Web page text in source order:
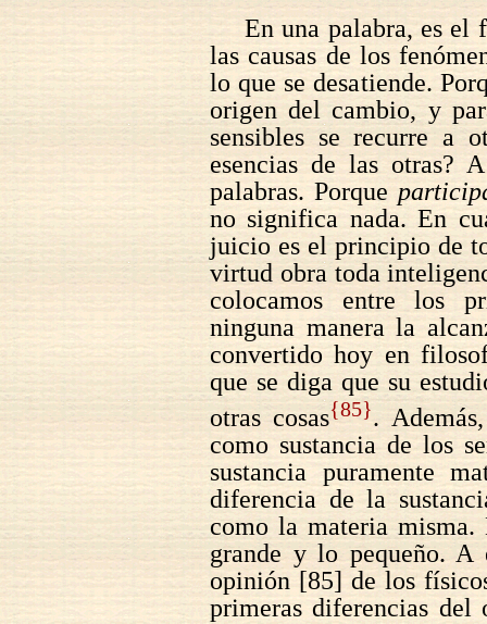
En una palabra, es
las causas de los
lo que se desatiende.
origen del cambio, y
sensibles se recurre a
esencias de las otras?
palabras. Porque
no significa nada. En
juicio es el principio de
virtud obra toda
colocamos entre los
ninguna manera la
convertido hoy en
que se diga que su
otras cosas{85}.
como sustancia de los
sustancia puramente
diferencia de la
como la materia
grande y lo pequeño. A
opinión [85] de los
primeras diferencias del